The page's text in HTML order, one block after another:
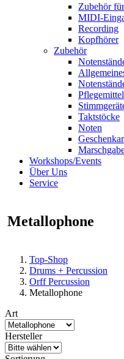
Zubehör
MIDI-
Recording
Kopfhörer
Zubehör
Pflegemittel
Taktstöcke
Noten
Workshops/Events
Über Uns
Service
Metallophone
Top-Shop
Drums + Percussion
Orff Percussion
Metallophone
Art
Hersteller